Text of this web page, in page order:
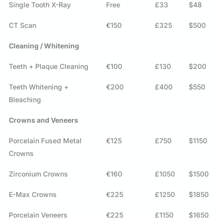
Single Tooth X-Ray Free £33 $48
CT Scan €150 £325 $500
Cleaning / Whitening
Teeth + Plaque Cleaning €100 £130 $200
Teeth Whitening +
Bleaching
€200 £400 $550
Crowns and Veneers
Porcelain Fused Metal
Crowns
€125 £750 $1150
Zirconium Crowns €160 £1050 $1500
E-Max Crowns €225 £1250 $1850
Porcelain Veneers €225 £1150 $1650